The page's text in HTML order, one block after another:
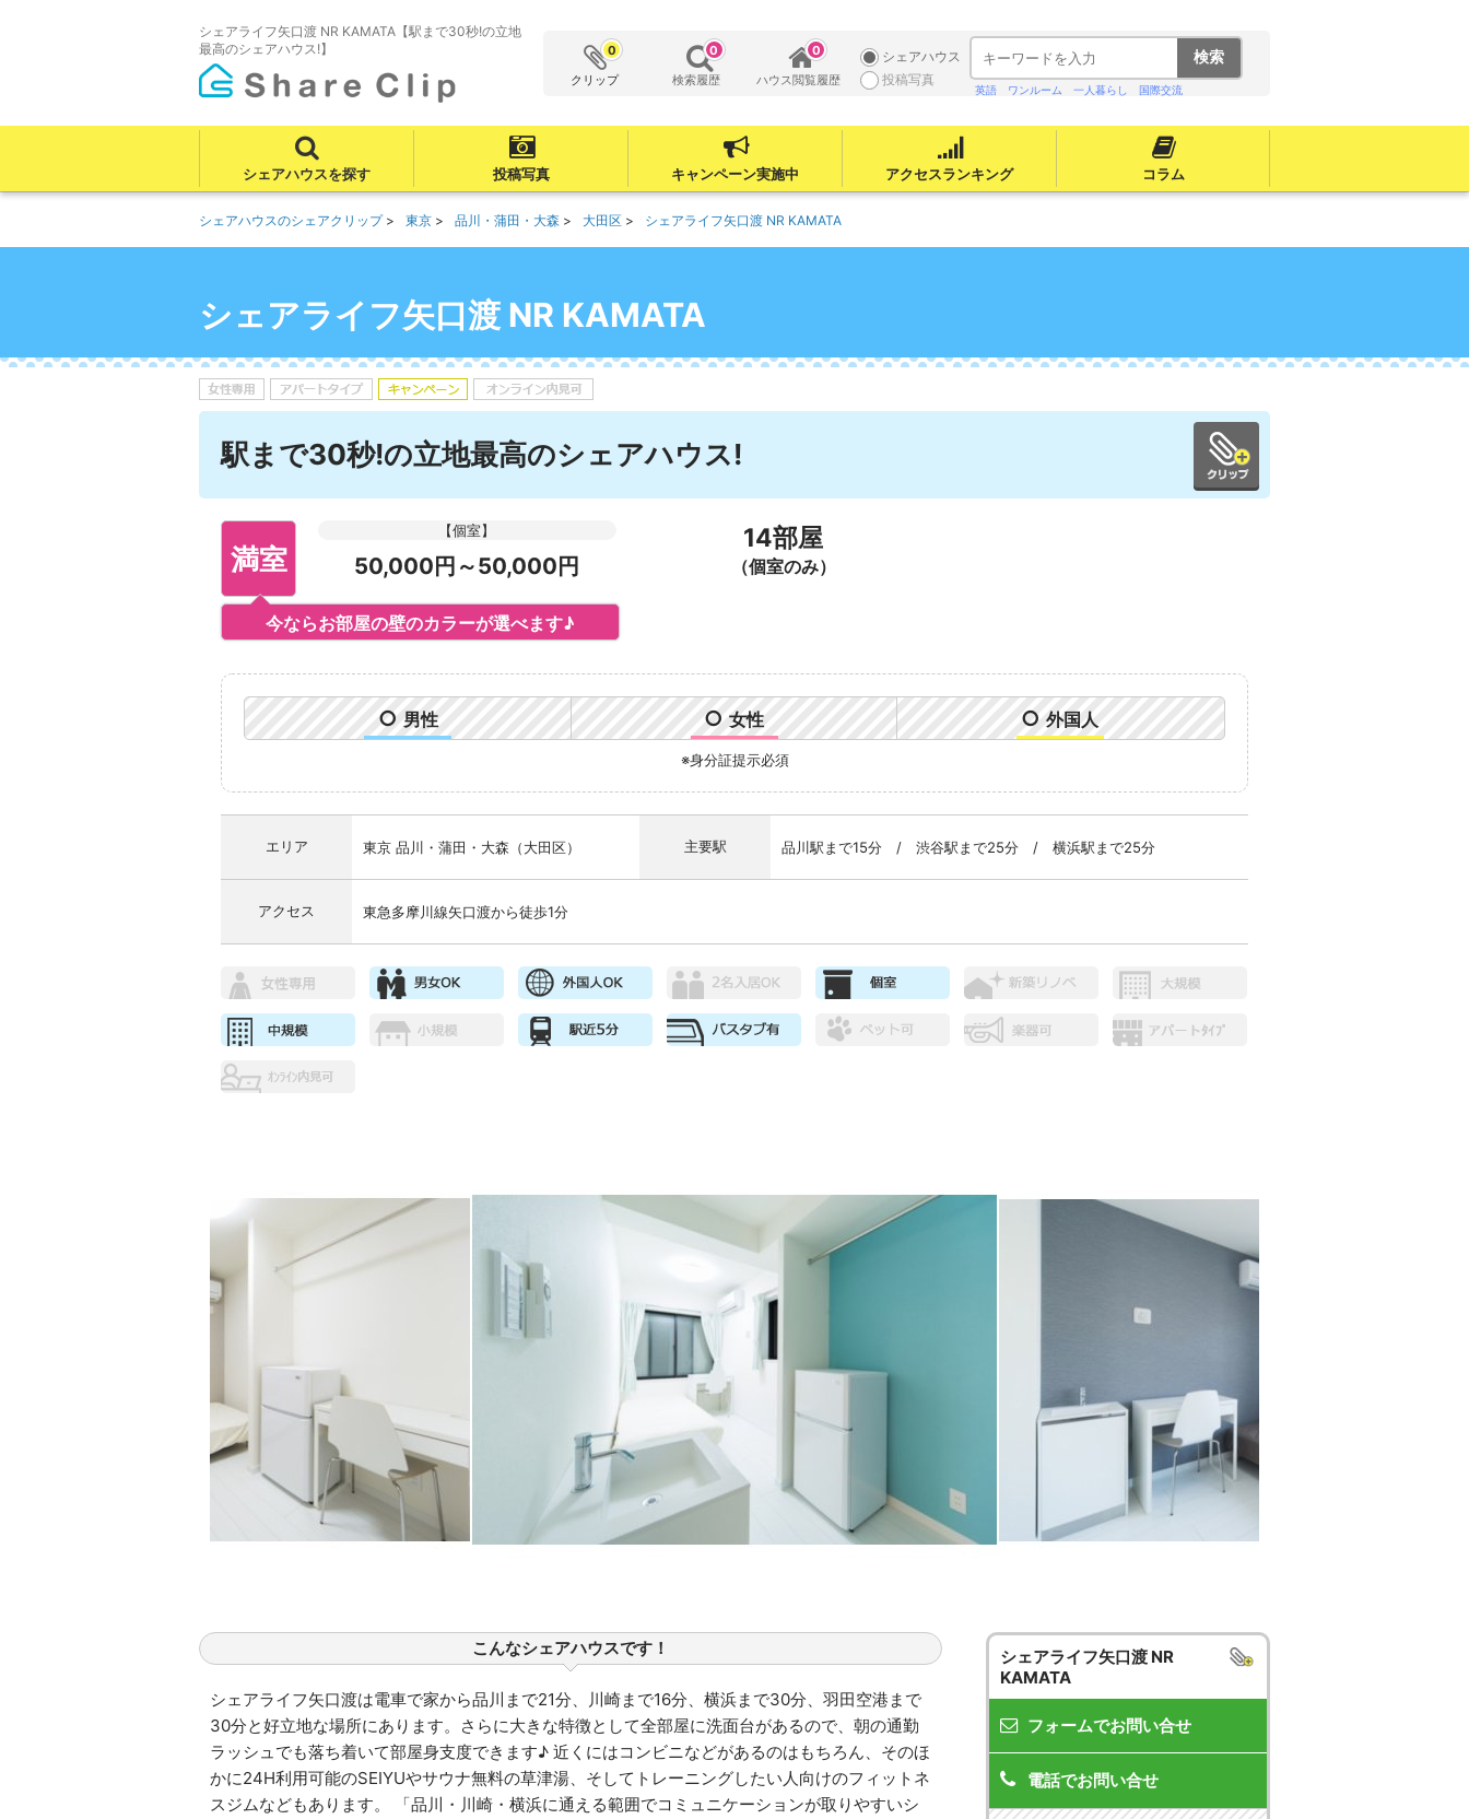
シェアライフ矢口渡 NR KAMATA【駅まで30秒!の立地
最高のシェアハウス!】
クリップ
0
検索履歴
0
ハウス閲覧履歴
0
シェアハウス
投稿写真
英語 ワンルーム 一人暮らし 国際交流
シェアハウスを探す 投稿写真 キャンペーン実施中 アクセスランキング コラム
シェアハウスのシェアクリップ 東京 品川・蒲田・大森 大田区 シェアライフ矢口渡 NR KAMATA
シェアライフ矢口渡 NR KAMATA
駅まで30秒!の立地最高のシェアハウス!
満室
【個室】
50,000円～50,000円
14部屋
（個室のみ）
今ならお部屋の壁のカラーが選べます♪
○ 男性 ○ 女性 ○ 外国人
※身分証提示必須
エリア 東京 品川・蒲田・大森（大田区） 主要駅 品川駅まで15分 / 渋谷駅まで25分 / 横浜駅まで25分
アクセス 東急多摩川線矢口渡から徒歩1分
こんなシェアハウスです！
シェアライフ矢口渡は電車で家から品川まで21分、川崎まで16分、横浜まで30分、羽田空港まで
30分と好立地な場所にあります。さらに大きな特徴として全部屋に洗面台があるので、朝の通勤
ラッシュでも落ち着いて部屋身支度できます♪ 近くにはコンビニなどがあるのはもちろん、そのほ
かに24H利用可能のSEIYUやサウナ無料の草津湯、そしてトレーニングしたい人向けのフィットネ
スジムなどもあります。 「品川・川崎・横浜に通える範囲でコミュニケーションが取りやすいシ
シェアライフ矢口渡 NR
KAMATA
フォームでお問い合せ
電話でお問い合せ